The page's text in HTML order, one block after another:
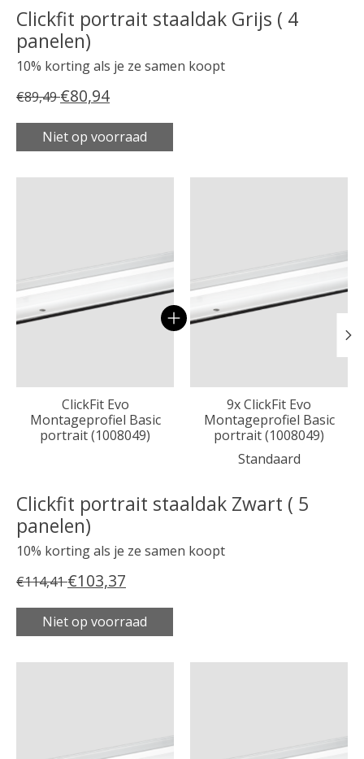
Clickfit portrait staaldak Grijs ( 4
panelen)
10% korting als je ze samen koopt
€89,49€80,94
Niet op voorraad
ClickFit Evo
Montageprofiel Basic
portrait (1008049)
9x ClickFit Evo
Montageprofiel Basic
portrait (1008049)
Standaard
Clickfit portrait staaldak Zwart ( 5
panelen)
10% korting als je ze samen koopt
€114,41€103,37
Niet op voorraad